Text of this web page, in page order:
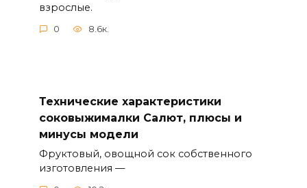
взрослые.
0 8.6к.
Технические характеристики
соковыжималки Салют, плюсы и
минусы модели
Фруктовый, овощной сок собственного
изготовления —